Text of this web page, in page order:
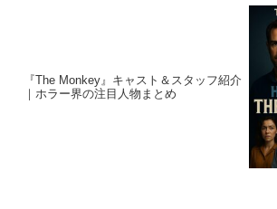
『The Monkey』キャスト＆スタッフ紹介
｜ホラー界の注目人物まとめ